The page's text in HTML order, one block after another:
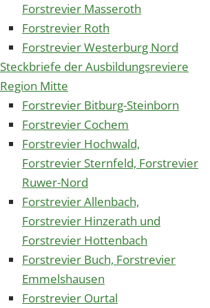
Forstrevier Masseroth
Forstrevier Roth
Forstrevier Westerburg Nord
Steckbriefe der Ausbildungsreviere
Region Mitte
Forstrevier Bitburg-Steinborn
Forstrevier Cochem
Forstrevier Hochwald,
Forstrevier Sternfeld, Forstrevier
Ruwer-Nord
Forstrevier Allenbach,
Forstrevier Hinzerath und
Forstrevier Hottenbach
Forstrevier Buch, Forstrevier
Emmelshausen
Forstrevier Ourtal